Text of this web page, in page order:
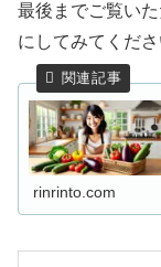
最後までご覧い
にしてみてくださ
rinrinto.com